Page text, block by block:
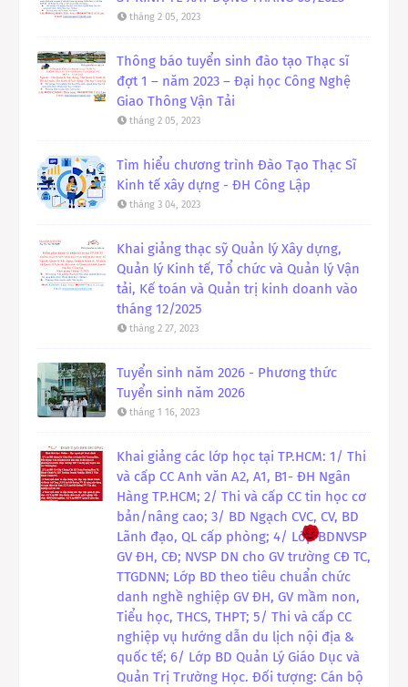
tháng 2 05, 2023
Thông báo tuyển sinh đào tạo Thạc sĩ
đợt 1 – năm 2023 – Đại học Công Nghệ
Giao Thông Vận Tải
tháng 2 05, 2023
Tìm hiểu chương trình Đào Tạo Thạc Sĩ
Kinh tế xây dựng - ĐH Công Lập
tháng 3 04, 2023
Khai giảng thạc sỹ Quản lý Xây dựng,
Quản lý Kinh tế, Tổ chức và Quản lý Vận
tải, Kế toán và Quản trị kinh doanh vào
tháng 12/2025
tháng 2 27, 2023
Tuyển sinh năm 2026 - Phương thức
Tuyển sinh năm 2026
tháng 1 16, 2023
Khai giảng các lớp học tại TP.HCM: 1/ Thi
và cấp CC Anh văn A2, A1, B1- ĐH Ngân
Hàng TP.HCM; 2/ Thi và cấp CC tin học cơ
bản/nâng cao; 3/ BD Ngạch CVC, CV, BD
Lãnh đạo, QL cấp phòng; 4/ Lớp BDNVSP
GV ĐH, CĐ; NVSP DN cho GV trường CĐ TC,
TTGDNN; Lớp BD theo tiêu chuẩn chức
danh nghề nghiệp GV ĐH, GV mầm non,
Tiểu học, THCS, THPT; 5/ Thi và cấp CC
nghiệp vụ hướng dẫn du lịch nội địa &
quốc tế; 6/ Lớp BD Quản Lý Giáo Dục và
Quản Trị Trường Học. Đối tượng: Cán bộ